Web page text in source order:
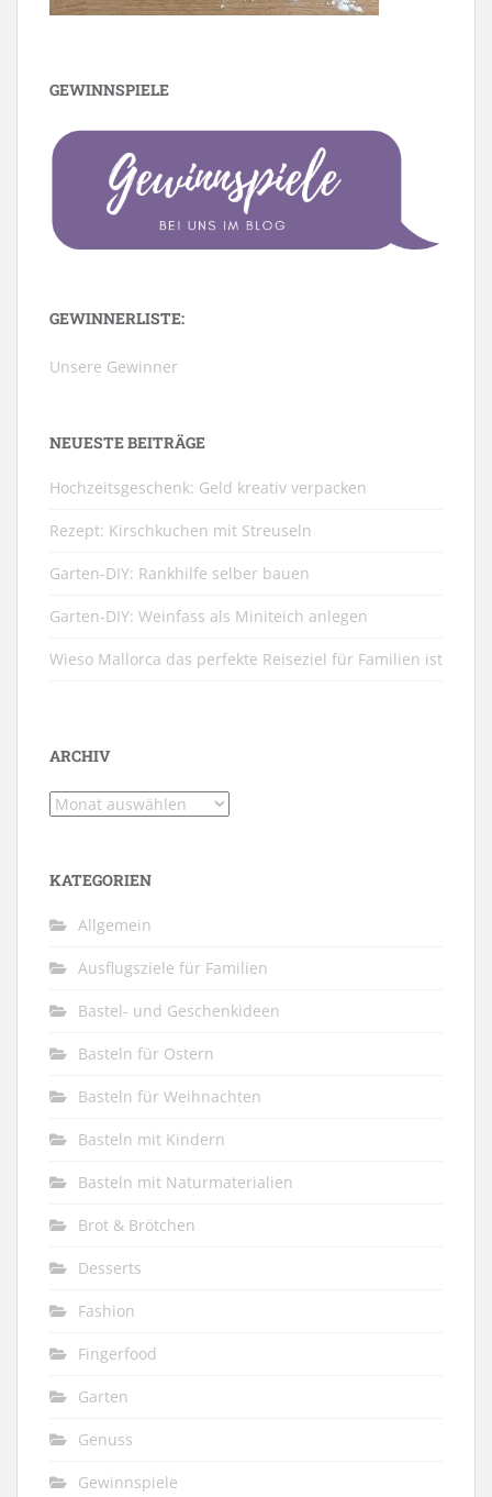
GEWINNSPIELE
GEWINNERLISTE:
Unsere Gewinner
NEUESTE BEITRÄGE
Hochzeitsgeschenk: Geld kreativ verpacken
Rezept: Kirschkuchen mit Streuseln
Garten-DIY: Rankhilfe selber bauen
Garten-DIY: Weinfass als Miniteich anlegen
Wieso Mallorca das perfekte Reiseziel für Familien ist
ARCHIV
Archiv
KATEGORIEN
Allgemein
Ausflugsziele für Familien
Bastel- und Geschenkideen
Basteln für Ostern
Basteln für Weihnachten
Basteln mit Kindern
Basteln mit Naturmaterialien
Brot & Brötchen
Desserts
Fashion
Fingerfood
Garten
Genuss
Gewinnspiele